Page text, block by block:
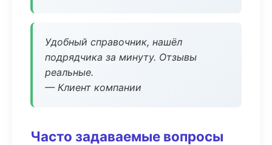
Удобный справочник, нашёл
подрядчика за минуту. Отзывы
реальные.
— Клиент компании
Часто задаваемые вопросы